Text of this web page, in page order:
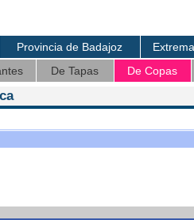
Provincia de Badajoz
De Tapas De Copas